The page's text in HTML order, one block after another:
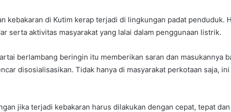
kebakaran di Kutim kerap terjadi di lingkungan padat penduduk.
serta aktivitas masyarakat yang lalai dalam penggunaan listrik.
berlambang beringin itu memberikan saran dan masukannya
disosialisasikan. Tidak hanya di masyarakat perkotaan saja,
jika terjadi kebakaran harus dilakukan dengan cepat, tepat